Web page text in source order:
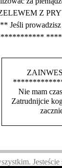
Z
prowadzisz
Nie mam
Zatrudnijcie